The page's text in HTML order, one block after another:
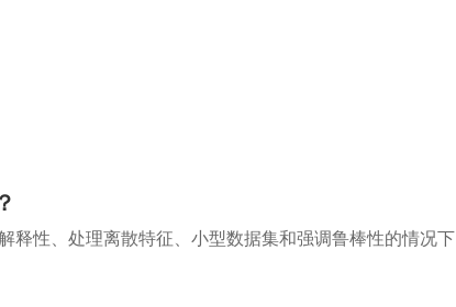
释性、处理离散特征、小型数据集和强调鲁棒性的情况下